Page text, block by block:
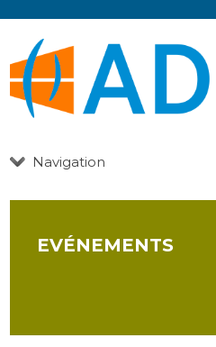
Navigation
EVÉNEMENTS